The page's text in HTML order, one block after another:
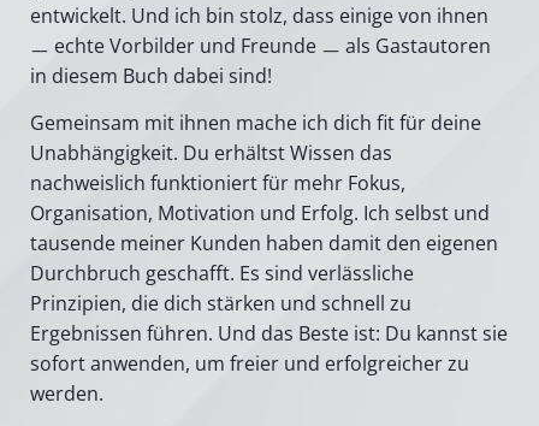
entwickelt. Und ich bin stolz, dass einige von ihnen
ㅡ echte Vorbilder und Freunde ㅡ als Gastautoren
in diesem Buch dabei sind!
Gemeinsam mit ihnen mache ich dich fit für deine
Unabhängigkeit. Du erhältst Wissen das
nachweislich funktioniert für mehr Fokus,
Organisation, Motivation und Erfolg. Ich selbst und
tausende meiner Kunden haben damit den eigenen
Durchbruch geschafft. Es sind verlässliche
Prinzipien, die dich stärken und schnell zu
Ergebnissen führen. Und das Beste ist: Du kannst sie
sofort anwenden, um freier und erfolgreicher zu
werden.